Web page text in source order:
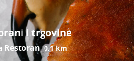
i trgovine
Restoran0,1 km